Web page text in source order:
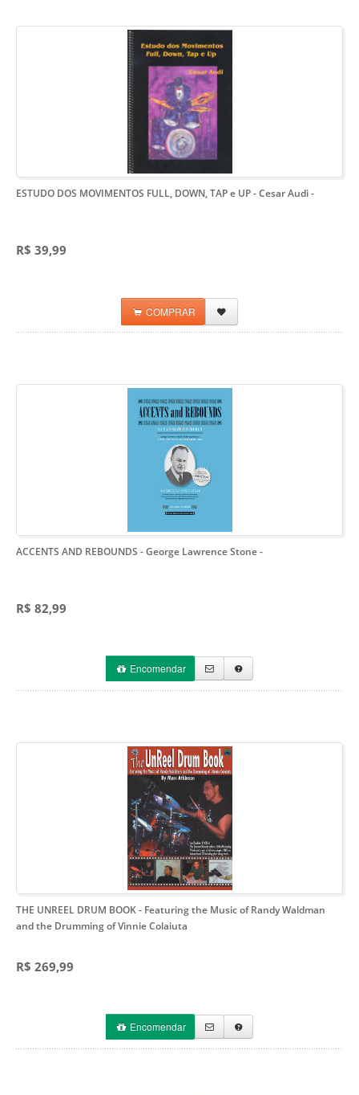
ESTUDO DOS MOVIMENTOS FULL, DOWN, TAP e UP - Cesar Audi-
R$ 39,99
COMPRAR
ACCENTS AND REBOUNDS - George Lawrence Stone-
R$ 82,99
Encomendar
THE UNREEL DRUM BOOK- Featuring the Music of Randy Waldman
and the Drumming of Vinnie Colaiuta
R$ 269,99
Encomendar